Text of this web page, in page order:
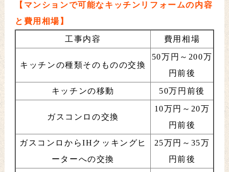
【マンションで可能なキッチンリフォームの内容
と費用相場】
工事内容 費用相場
キッチンの種類そのものの交換
50万円～200万
円前後
キッチンの移動 50万円前後
ガスコンロの交換
10万円～20万
円前後
ガスコンロからIHクッキングヒ
ーターへの交換
25万円～35万
円前後